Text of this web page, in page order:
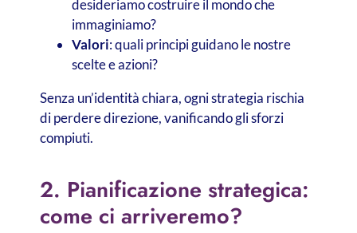
desideriamo costruire il mondo che
immaginiamo?
Valori: quali principi guidano le nostre
scelte e azioni?
Senza un’identità chiara, ogni strategia rischia
di perdere direzione, vanificando gli sforzi
compiuti.
2. Pianificazione strategica:
come ci arriveremo?